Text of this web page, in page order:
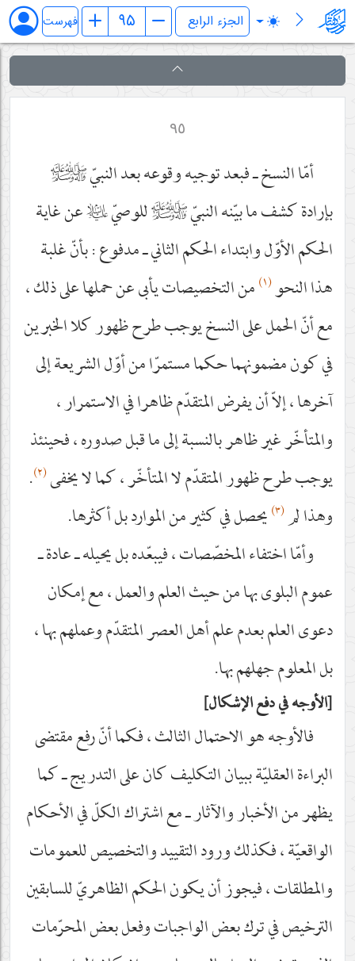
فرائد الاصول (رسائل) فهرست
٩٥
أمّا النسخ ـ فبعد توجيه وقوعه بعد النبيّصلى‌الله‌عليه‌وآله‌وسلم
بإرادة كشف ما بيّنه النبيّصلى‌الله‌عليه‌وآله‌وسلمللوصيّعليه‌السلامعن غاية
الحكم الأوّل وابتداء الحكم الثاني ـ مدفوع : بأنّ غلبة
هذا النحو(١) من التخصيصات يأبى عن حملها على ذلك ،
مع أنّ الحمل على النسخ يوجب طرح ظهور كلا الخبرين
في كون مضمونهما حكما مستمرّا من أوّل الشريعة إلى
آخرها ، إلاّ أن يفرض المتقدّم ظاهرا في الاستمرار ،
والمتأخّر غير ظاهر بالنسبة إلى ما قبل صدوره ، فحينئذ
يوجب طرح ظهور المتقدّم لا المتأخّر ، كما لا يخفى(٢) .
وهذا لم(٣) يحصل في كثير من الموارد بل أكثرها.
وأمّا اختفاء المخصّصات ، فيبعّده بل يحيله ـ عادة ـ
عموم البلوى بها من حيث العلم والعمل ، مع إمكان
دعوى العلم بعدم علم أهل العصر المتقدّم وعملهم بها ،
بل المعلوم جهلهم بها.
الأوجه في دفع الإشكال
فالأوجه هو الاحتمال الثالث ، فكما أنّ رفع مقتضى
البراءة العقليّة ببيان التكليف كان على التدريج ـ كما
يظهر من الأخبار والآثار ـ مع اشتراك الكلّ في الأحكام
الواقعيّة ، فكذلك ورود التقييد والتخصيص للعمومات
والمطلقات ، فيجوز أن يكون الحكم الظاهريّ للسابقين
الترخيص في ترك بعض الواجبات وفعل بعض المحرّمات